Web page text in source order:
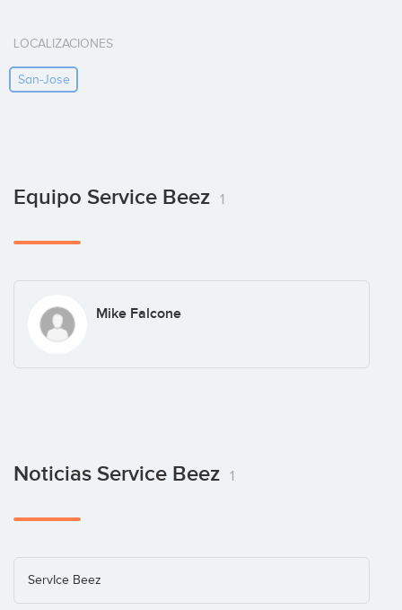
LOCALIZACIONES
San-Jose
Equipo Service Beez 1
Mike Falcone
Noticias Service Beez 1
ServIce Beez